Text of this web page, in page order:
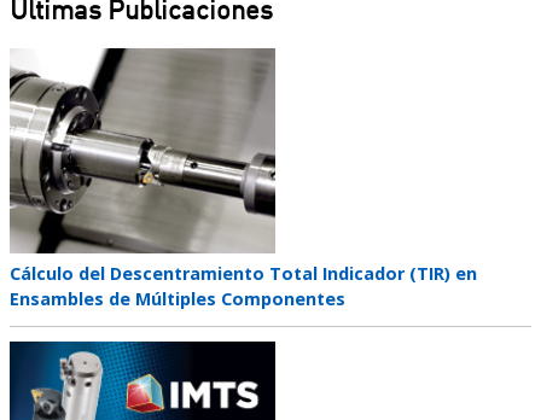
Últimas Publicaciones
Teaser
image
Teaser
title
Cálculo del Descentramiento Total Indicador (TIR) en
Ensambles de Múltiples Componentes
Teaser
image